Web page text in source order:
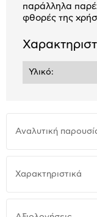
παράλληλα
φθορές της
Υλικό:
Αναλυτική
Χαρακτηριστικά